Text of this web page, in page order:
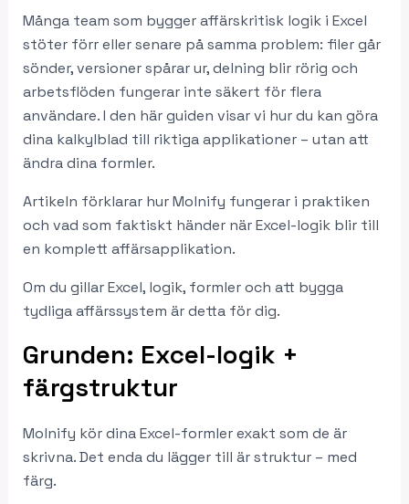
Många team som bygger affärskritisk logik i Excel
stöter förr eller senare på samma problem: filer går
sönder, versioner spårar ur, delning blir rörig och
arbetsflöden fungerar inte säkert för flera
användare. I den här guiden visar vi hur du kan göra
dina kalkylblad till riktiga applikationer – utan att
ändra dina formler.
Artikeln förklarar hur Molnify fungerar i praktiken
och vad som faktiskt händer när Excel-logik blir till
en komplett affärsapplikation.
Om du gillar Excel, logik, formler och att bygga
tydliga affärssystem är detta för dig.
Grunden: Excel-logik +
färgstruktur
Molnify kör dina Excel-formler exakt som de är
skrivna. Det enda du lägger till är struktur – med
färg.